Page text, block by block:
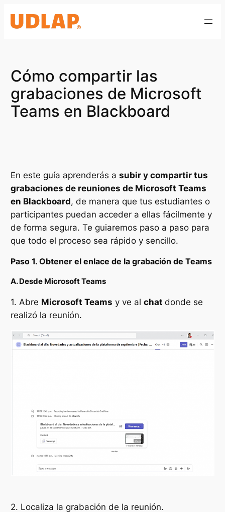
Cómo compartir las
grabaciones de Microsoft
Teams en Blackboard
En este guía aprenderás asubir y compartir tus
grabaciones de reuniones de Microsoft Teams
en Blackboard, de manera que tus estudiantes o
participantes puedan acceder a ellas fácilmente y
de forma segura. Te guiaremos paso a paso para
que todo el proceso sea rápido y sencillo.
Paso 1. Obtener el enlace de la grabación de Teams
A. Desde Microsoft Teams
1. Abre Microsoft Teams y ve alchatdonde se
realizó la reunión.
2. Localiza la grabación de la reunión.